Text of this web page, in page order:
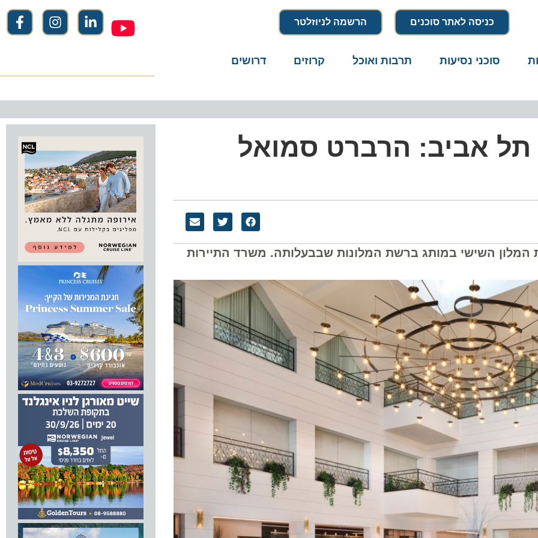
כניסה לאתר סוכנים הרשמה לניוזלטר
סוכני נסיעות תרבות ואוכל קרוזים דרושים
אביב: הרברט סמואל
השישי במותג ברשת המלונות שבבעלותה. משרד התיירות